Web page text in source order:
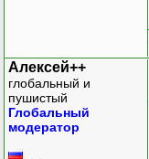
Алексей++
глобальный и
пушистый
Глобальный
модератор